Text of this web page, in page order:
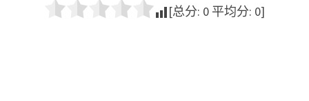
[总分: 0 平均分: 0]